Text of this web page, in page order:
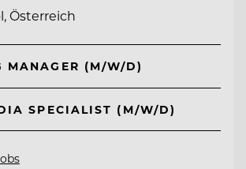
Österreich
MANAGER (M/W/D)
SPECIALIST (M/W/D)